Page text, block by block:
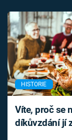
HISTORIE
Víte, proč se
díkůvzdání jí